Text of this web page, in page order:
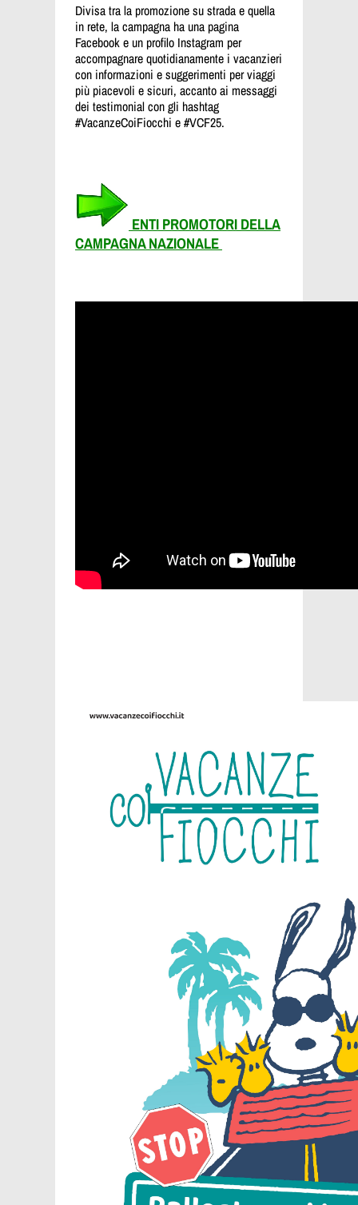
Divisa tra la promozione su strada e quella
in rete, la campagna ha una pagina
Facebook e un profilo Instagram per
accompagnare quotidianamente i vacanzieri
con informazioni e suggerimenti per viaggi
più piacevoli e sicuri, accanto ai messaggi
dei testimonial con gli hashtag
#VacanzeCoiFiocchi e #VCF25.
ENTI PROMOTORI DELLA
CAMPAGNA NAZIONALE